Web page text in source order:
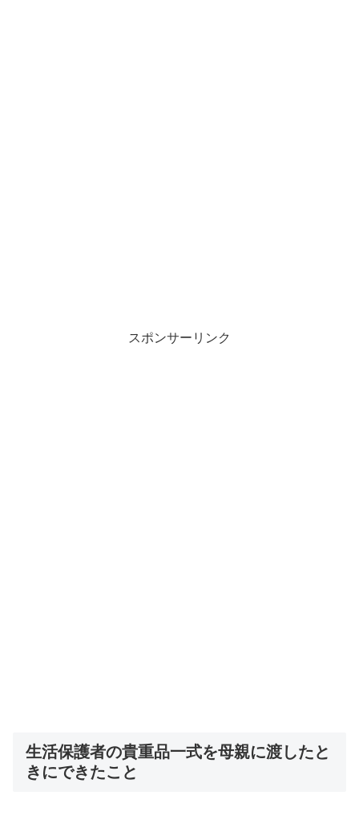
スポンサーリンク
生活保護者の貴重品一式を母親に渡したと
きにできたこと